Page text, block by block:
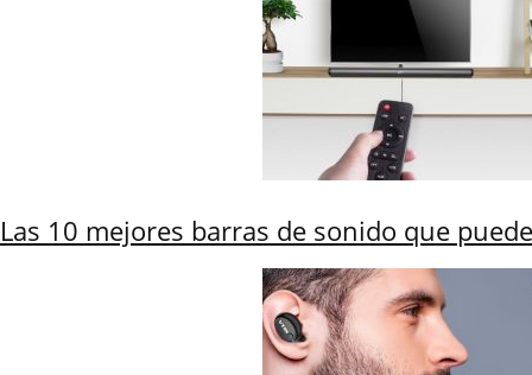
Las 10 mejores barras de sonido que